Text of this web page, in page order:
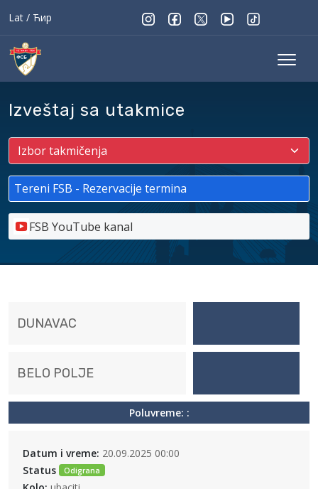
Lat / Ћир
Izveštaj sa utakmice
Tereni FSB - Rezervacije termina
FSB YouTube kanal
DUNAVAC
BELO POLJE
Poluvreme: :
Datum i vreme: 20.09.2025 00:00
Status
Odigrana